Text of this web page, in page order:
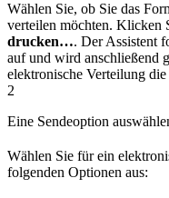
Wählen Sie, ob Sie das
verteilen möchten. Klicken
drucken…. Der Assistent
auf und wird anschließend
elektronische Verteilung
2
Eine Sendeoption
Wählen Sie für ein
folgenden Optionen aus: